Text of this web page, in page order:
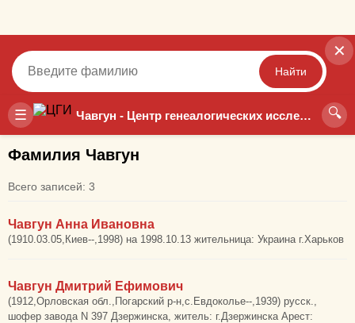
☰ Чавгун - Центр генеалогических исследований 🔍
✕
Найти
Точный Неточный
Фамилия Чавгун
Всего записей: 3
Чавгун Анна Ивановна
(1910.03.05,Киев--,1998) на 1998.10.13 жительница: Украина г.Харьков
Чавгун Дмитрий Ефимович
(1912,Орловская обл.,Погарский р-н,с.Евдоколье--,1939) русск.,
шофер завода N 397 Дзержинска, житель: г.Дзержинска Арест: